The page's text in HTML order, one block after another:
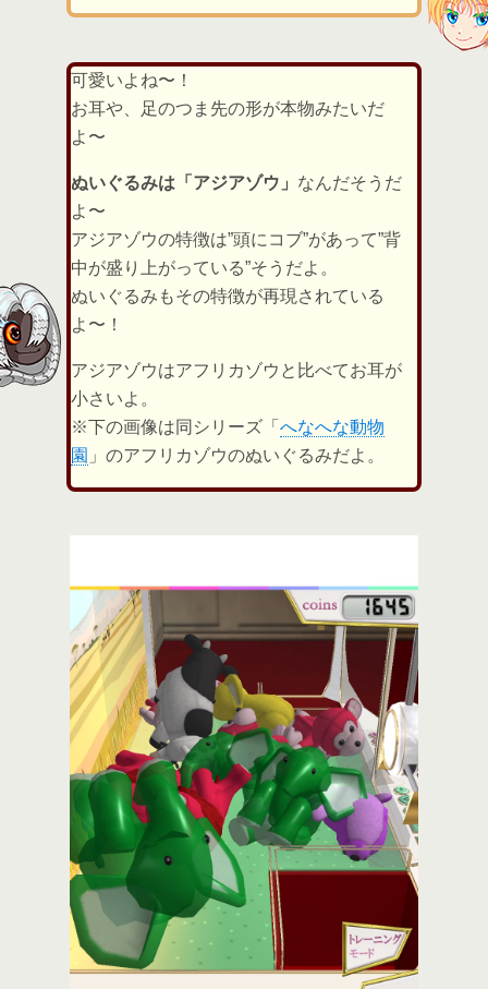
可愛いよね〜！
お耳や、足のつま先の形が本物みたいだ
よ〜
ぬいぐるみは「アジアゾウ」 なんだそうだ
よ〜
アジアゾウの特徴は”頭にコブ”があって”背
中が盛り上がっている”そうだよ。
ぬいぐるみもその特徴が再現されている
よ〜！
アジアゾウはアフリカゾウと比べてお耳が
小さいよ。
※下の画像は同シリーズ「 へなへな動物
園 」のアフリカゾウのぬいぐるみだよ。